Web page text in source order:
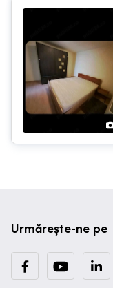
Urmărește-ne pe